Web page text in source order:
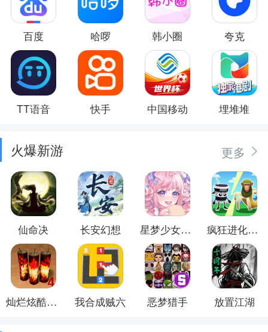
百度 哈啰 韩小圈 夸克
TT语音 快手 中国移动 埋堆堆
火爆新游 更多
仙命决 长安幻想 星梦少女换装 疯狂进化防卫战
灿烂炫酷模拟器 我合成贼六 恶梦猎手 放置江湖